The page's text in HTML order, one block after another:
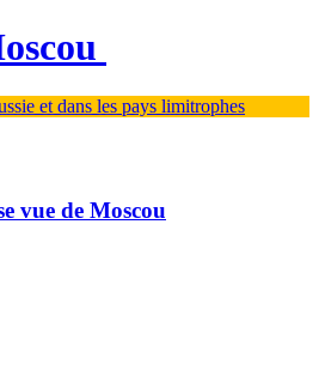
et dans les pays limitrophes
vue de Moscou